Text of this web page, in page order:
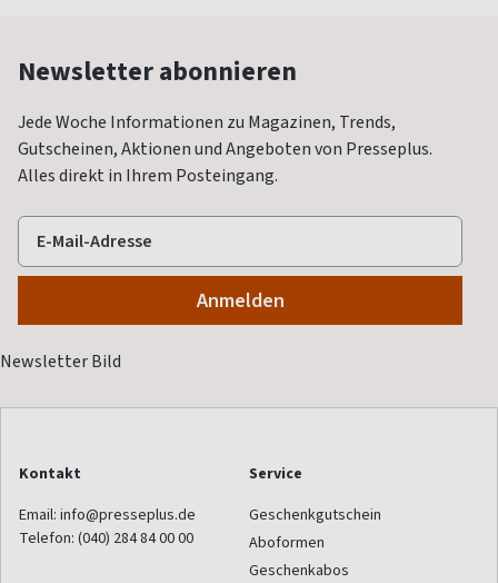
Newsletter abonnieren
Jede Woche Informationen zu Magazinen, Trends,
Gutscheinen, Aktionen und Angeboten von Presseplus.
Alles direkt in Ihrem Posteingang.
Kontakt
Email: info@presseplus.de
Telefon: (040) 284 84 00 00
Service
Geschenkgutschein
Aboformen
Geschenkabos